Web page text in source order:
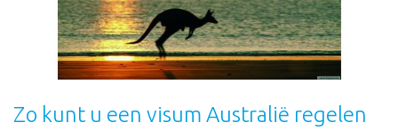
Zo kunt u een visum Australië regelen